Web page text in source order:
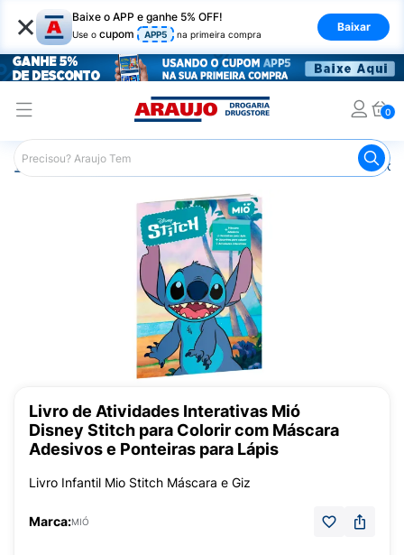
× Baixe o APP e ganhe 5% OFF!
Use o cupom APP5 na primeira compra
Baixar
0
Araujo Mercado Livro de
Livro de Atividades Interativas Mió
Disney Stitch para Colorir com Máscara
Adesivos e Ponteiras para Lápis
Livro Infantil Mio Stitch Máscara e Giz
Marca:MIÓ